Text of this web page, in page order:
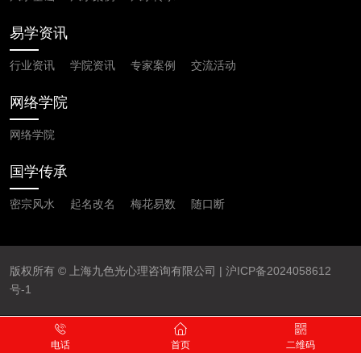
易学资讯
行业资讯 学院资讯 专家案例 交流活动
网络学院
网络学院
国学传承
密宗风水 起名改名 梅花易数 随口断
版权所有 © 上海九色光心理咨询有限公司 | 沪ICP备2024058612
号-1
电话 首页 二维码